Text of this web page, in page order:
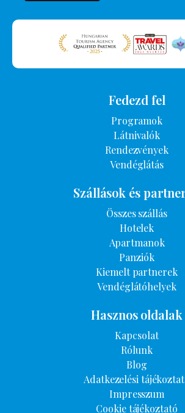
Fedezd fel
Programok
Látnivalók
Rendezvények
Vendéglátás
Szállások és
Összes szállás
Hotelek
Apartmanok
Panziók
Kiemelt partnerek
Vendéglátóhelyek
Hasznos oldalak
Kapcsolat
Rólunk
Blog
Adatkezelési
Impresszum
Cookie tájékoztató